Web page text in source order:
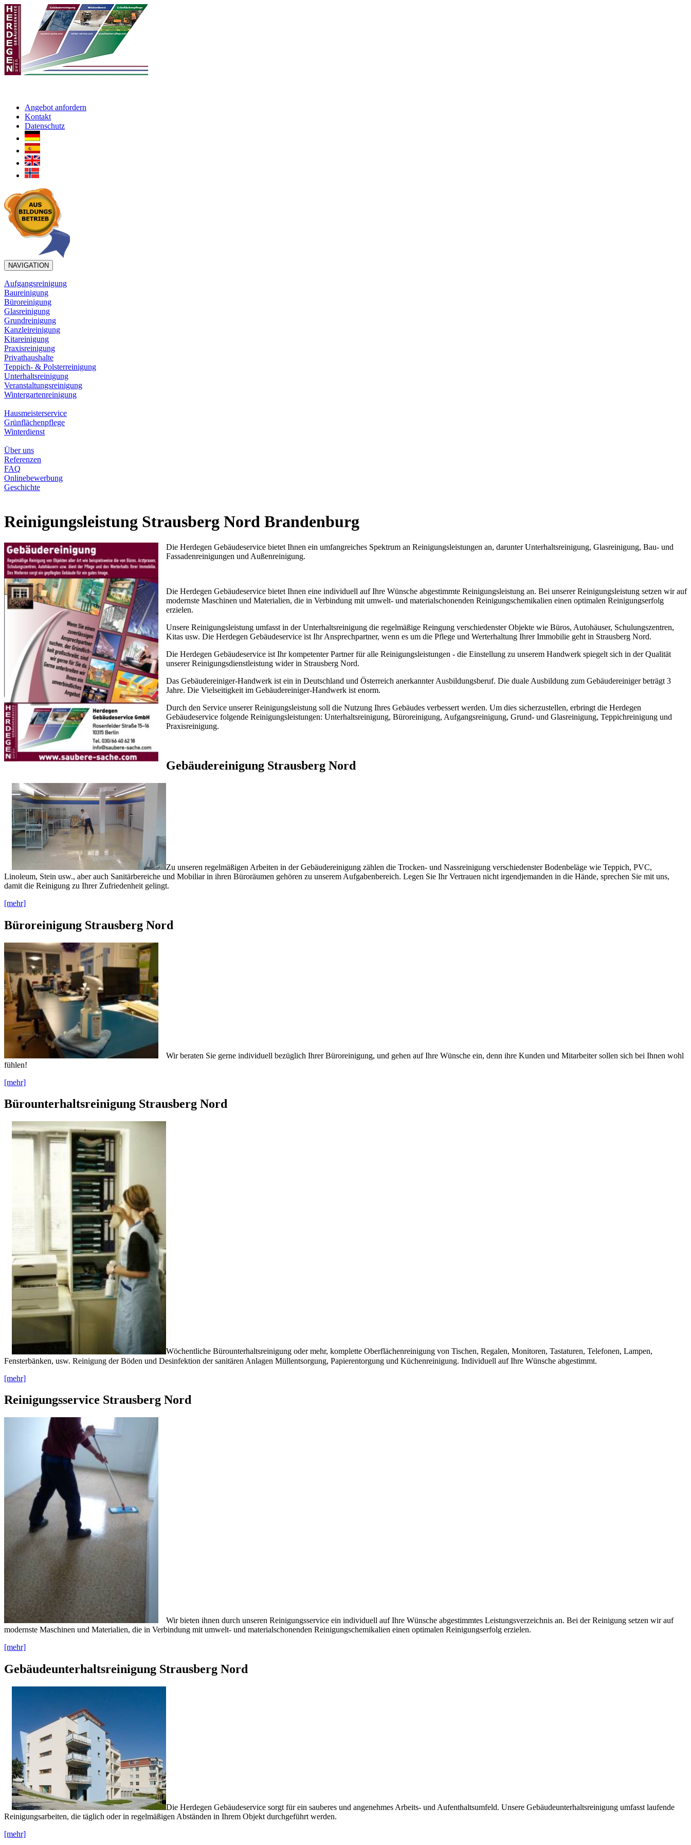
Angebot anfordern
Kontakt
Datenschutz
NAVIGATION
Aufgangsreinigung
Baureinigung
Büroreinigung
Glasreinigung
Grundreinigung
Kanzleireinigung
Kitareinigung
Praxisreinigung
Privathaushalte
Teppich- & Polsterreinigung
Unterhaltsreinigung
Veranstaltungsreinigung
Wintergartenreinigung
Hausmeisterservice
Grünflächenpflege
Winterdienst
Über uns
Referenzen
FAQ
Onlinebewerbung
Geschichte
Reinigungsleistung Strausberg Nord Brandenburg
Die Herdegen Gebäudeservice bietet Ihnen ein umfangreiches Spektrum an Reinigungsleistungen an, darunter Unterhaltsreinigung, Glasreinigung, Bau- und
Fassadenreinigungen und Außenreinigung.
Die Herdegen Gebäudeservice bietet Ihnen eine individuell auf Ihre Wünsche abgestimmte Reinigungsleistung an. Bei unserer Reinigungsleistung setzen wir auf
modernste Maschinen und Materialien, die in Verbindung mit umwelt- und materialschonenden Reinigungschemikalien einen optimalen Reinigungserfolg
erzielen.
Unsere Reinigungsleistung umfasst in der Unterhaltsreinigung die regelmäßige Reingung verschiedenster Objekte wie Büros, Autohäuser, Schulungszentren,
Kitas usw. Die Herdegen Gebäudeservice ist Ihr Ansprechpartner, wenn es um die Pflege und Werterhaltung Ihrer Immobilie geht in Strausberg Nord.
Die Herdegen Gebäudeservice ist Ihr kompetenter Partner für alle Reinigungsleistungen - die Einstellung zu unserem Handwerk spiegelt sich in der Qualität
unserer Reinigungsdienstleistung wider in Strausberg Nord.
Das Gebäudereiniger-Handwerk ist ein in Deutschland und Österreich anerkannter Ausbildungsberuf. Die duale Ausbildung zum Gebäudereiniger beträgt 3
Jahre. Die Vielseitigkeit im Gebäudereiniger-Handwerk ist enorm.
Durch den Service unserer Reinigungsleistung soll die Nutzung Ihres Gebäudes verbessert werden. Um dies sicherzustellen, erbringt die Herdegen
Gebäudeservice folgende Reinigungsleistungen: Unterhaltsreinigung, Büroreinigung, Aufgangsreinigung, Grund- und Glasreinigung, Teppichreinigung und
Praxisreinigung.
Gebäudereinigung Strausberg Nord
Zu unseren regelmäßigen Arbeiten in der Gebäudereinigung zählen die Trocken- und Nassreinigung verschiedenster Bodenbeläge wie Teppich, PVC,
Linoleum, Stein usw., aber auch Sanitärbereiche und Mobiliar in ihren Büroräumen gehören zu unserem Aufgabenbereich. Legen Sie Ihr Vertrauen nicht irgendjemanden in die Hände, sprechen Sie mit uns,
damit die Reinigung zu Ihrer Zufriedenheit gelingt.
[mehr]
Büroreinigung Strausberg Nord
Wir beraten Sie gerne individuell bezüglich Ihrer Büroreinigung, und gehen auf Ihre Wünsche ein, denn ihre Kunden und Mitarbeiter sollen sich bei Ihnen wohl
fühlen!
[mehr]
Bürounterhaltsreinigung Strausberg Nord
Wöchentliche Bürounterhaltsreinigung oder mehr, komplette Oberflächenreinigung von Tischen, Regalen, Monitoren, Tastaturen, Telefonen, Lampen,
Fensterbänken, usw. Reinigung der Böden und Desinfektion der sanitären Anlagen Müllentsorgung, Papierentorgung und Küchenreinigung. Individuell auf Ihre Wünsche abgestimmt.
[mehr]
Reinigungsservice Strausberg Nord
Wir bieten ihnen durch unseren Reinigungsservice ein individuell auf Ihre Wünsche abgestimmtes Leistungsverzeichnis an. Bei der Reinigung setzen wir auf
modernste Maschinen und Materialien, die in Verbindung mit umwelt- und materialschonenden Reinigungschemikalien einen optimalen Reinigungserfolg erzielen.
[mehr]
Gebäudeunterhaltsreinigung Strausberg Nord
Die Herdegen Gebäudeservice sorgt für ein sauberes und angenehmes Arbeits- und Aufenthaltsumfeld. Unsere Gebäudeunterhaltsreinigung umfasst laufende
Reinigungsarbeiten, die täglich oder in regelmäßigen Abständen in Ihrem Objekt durchgeführt werden.
[mehr]